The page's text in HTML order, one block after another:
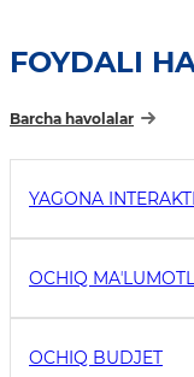
FOYDALI
Barcha havolalar
YAGONA
OCHIQ
OCHIQ BUDJET